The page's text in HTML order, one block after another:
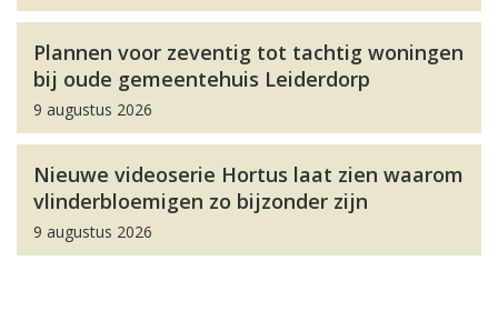
Plannen voor zeventig tot tachtig woningen
bij oude gemeentehuis Leiderdorp
9 augustus 2026
Nieuwe videoserie Hortus laat zien waarom
vlinderbloemigen zo bijzonder zijn
9 augustus 2026